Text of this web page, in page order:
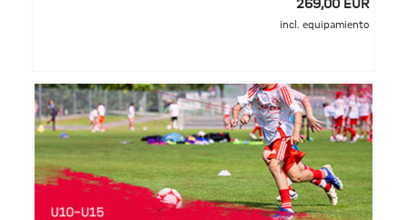
269,00 EUR
incl. equipamiento